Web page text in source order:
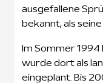
ausgefallene
bekannt, als
Im Sommer 1994
wurde dort als
eingeplant. Bis